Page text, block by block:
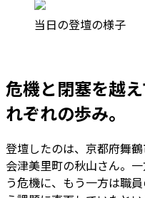
当日の登壇の様子
危機と閉塞を越
れぞれの歩み。
登壇したのは、京都府舞
会津美里町の秋山さん。
う危機に、もう一方は職